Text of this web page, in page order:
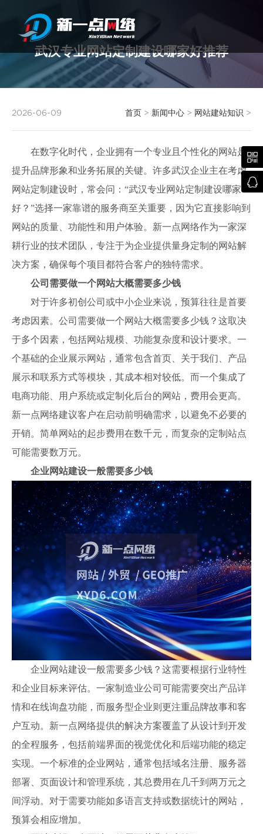
武汉专业网站定制建设哪家好推荐
2026-06-09 首页 > 新闻中心 > 网站建站知识 >
在数字化时代，企业拥有一个专业且个性化的网站是
提升品牌形象和业务拓展的关键。许多武汉企业主在考虑
网站定制建设时，常会问：“武汉专业网站定制建设哪家
好？”选择一家靠谱的服务商至关重要，因为它直接影响到
网站的质量、功能性和用户体验。新一点网络作为一家深
耕行业的技术团队，专注于为企业提供量身定制的网站解
决方案，确保每个项目都符合客户的独特需求。
公司需要做一个网站大概需要多少钱
对于许多初创公司或中小企业来说，预算往往是首要
考虑因素。公司需要做一个网站大概需要多少钱？这取决
于多个因素，包括网站规模、功能复杂度和设计要求。一
个基础的企业展示网站，通常包含首页、关于我们、产品
展示和联系方式等模块，其成本相对较低。而一个集成了
电商功能、用户系统或定制化后台的网站，费用会更高。
新一点网络建议客户在启动前明确需求，以避免不必要的
开销。简单网站的起步费用在数千元，而复杂的定制站点
可能需要数万元。
企业网站建设一般需要多少钱
企业网站建设一般需要多少钱？这需要根据行业特性
和企业目标来评估。一家制造业公司可能需要突出产品详
情和在线询盘功能，而服务型企业则更注重品牌故事和客
户互动。新一点网络提供的解决方案覆盖了从设计到开发
的全程服务，包括前端界面的视觉优化和后端功能的稳定
实现。一个标准的企业网站，通常包括域名注册、服务器
部署、页面设计和管理系统，其总费用在几千到两万元之
间浮动。对于需要功能如多语言支持或数据统计的网站，
预算会相应增加。

